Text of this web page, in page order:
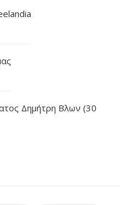
Δημήτρη Βλων (30